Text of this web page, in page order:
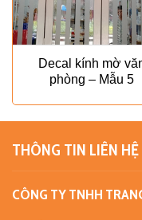
Decal kính mờ
phòng – Mẫu 5
THÔNG TIN LIÊN HỆ
CÔNG TY TNHH